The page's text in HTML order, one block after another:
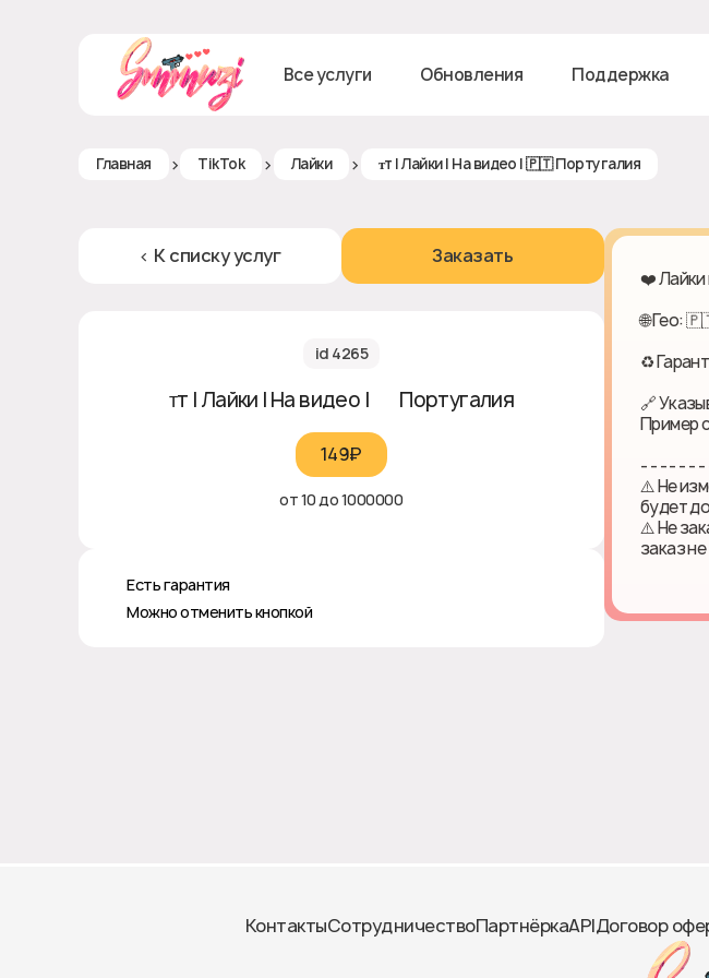
Все услуги Обновления Поддержка
Главная > TikTok > Лайки > ᴛт | Лайки | На видео | 🇵🇹 Португалия
< К списку услуг Заказать
id 4265
ᴛт | Лайки | На видео | 🇵🇹 Португалия
149₽‎
от 10 до 1000000
♻️ Есть гарантия
❎ Можно отменить кнопкой
❤️ Лайки
🌐 Гео:
♻
🔗
Пример
- - - - - -
⚠️ Не
будет
⚠️ Не
заказ
КонтактыСотрудничествоПартнёркаAPIДоговор